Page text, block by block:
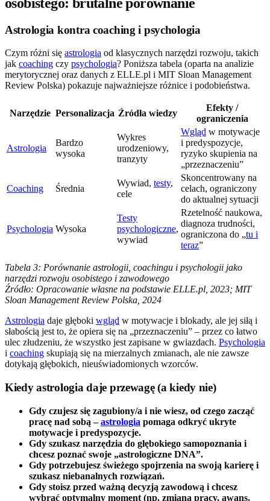
Astrologia kontra coaching i psychologia
Czym różni się astrologia od klasycznych narzędzi rozwoju, takich
jak coaching czy psychologia? Poniższa tabela (oparta na analizie
merytorycznej oraz danych z ELLE.pl i MIT Sloan Management
Review Polska) pokazuje najważniejsze różnice i podobieństwa.
Narzędzie Personalizacja Źródła wiedzy
Efekty /
ograniczenia
Astrologia
Bardzo
wysoka
Wykres
urodzeniowy,
tranzyty
Wgląd w motywacje
i predyspozycje,
ryzyko skupienia na
„przeznaczeniu”
Coaching Średnia
Wywiad, testy,
cele
Skoncentrowany na
celach, ograniczony
do aktualnej sytuacji
Psychologia Wysoka
Testy
psychologiczne,
wywiad
Rzetelność naukowa,
diagnoza trudności,
ograniczona do „tu i
teraz”
Tabela 3: Porównanie astrologii, coachingu i psychologii jako
narzędzi rozwoju osobistego i zawodowego
Źródło: Opracowanie własne na podstawie ELLE.pl, 2023; MIT
Sloan Management Review Polska, 2024
Astrologia daje głęboki wgląd w motywacje i blokady, ale jej siłą i
słabością jest to, że opiera się na „przeznaczeniu” – przez co łatwo
ulec złudzeniu, że wszystko jest zapisane w gwiazdach. Psychologia
i coaching skupiają się na mierzalnych zmianach, ale nie zawsze
dotykają głębokich, nieuświadomionych wzorców.
Kiedy astrologia daje przewagę (a kiedy nie)
Gdy czujesz się zagubiony/a i nie wiesz, od czego zacząć
pracę nad sobą –astrologia pomaga odkryć ukryte
motywacje i predyspozycje.
Gdy szukasz narzędzia do głębokiego samopoznania i
chcesz poznać swoje „astrologiczne DNA”.
Gdy potrzebujesz świeżego spojrzenia na swoją karierę i
szukasz niebanalnych rozwiązań.
Gdy stoisz przed ważną decyzją zawodową i chcesz
wybrać optymalny moment (np. zmiana pracy, awans,